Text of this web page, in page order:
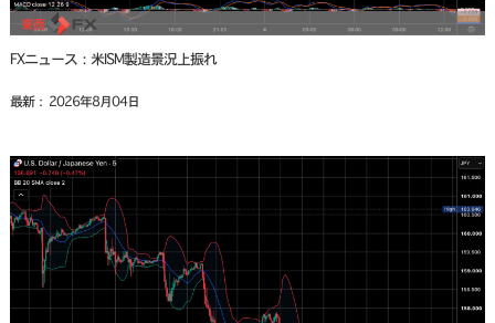
FXニュース：米ISM製造景況上振れ
最新： 2026年8月04日